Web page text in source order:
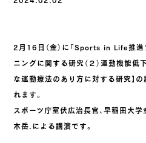
2月16日（金）に「Sports in Life推進
ニングに関する研究（２）運動機能
な運動療法のあり方に対する研究】
れます。
スポーツ庁室伏広治長官、早稲田大
木岳.による講演です。